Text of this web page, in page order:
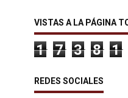
VISTAS A LA PÁGINA
1 7 3 8 1
REDES SOCIALES